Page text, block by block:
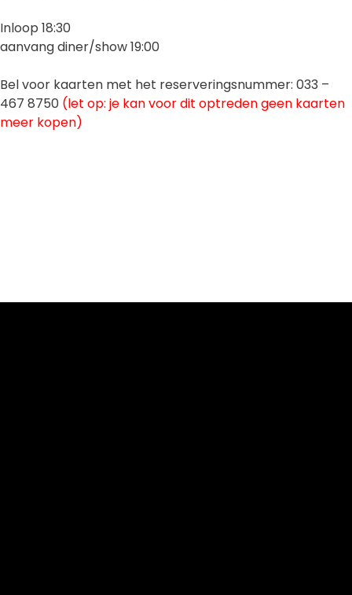
Inloop 18:30
aanvang diner/show 19:00
Bel voor kaarten met het reserveringsnummer: 033 –
467 8750 (let op: je kan voor dit optreden geen kaarten
meer kopen)